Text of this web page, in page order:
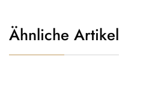
Ähnliche Artikel